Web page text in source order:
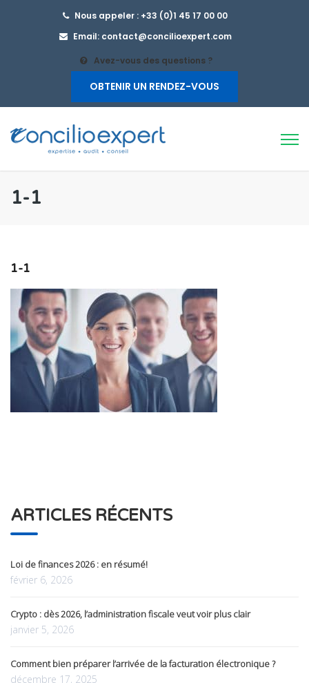
Nous appeler : +33 (0)1 45 17 00 00
Email: contact@concilioexpert.com
Avez-vous des questions ?
OBTENIR UN RENDEZ-VOUS
1-1
1-1
ARTICLES RÉCENTS
Loi de finances 2026 : en résumé!
février 6, 2026
Crypto : dès 2026, l’administration fiscale veut voir plus clair
janvier 5, 2026
Comment bien préparer l’arrivée de la facturation électronique ?
décembre 17, 2025